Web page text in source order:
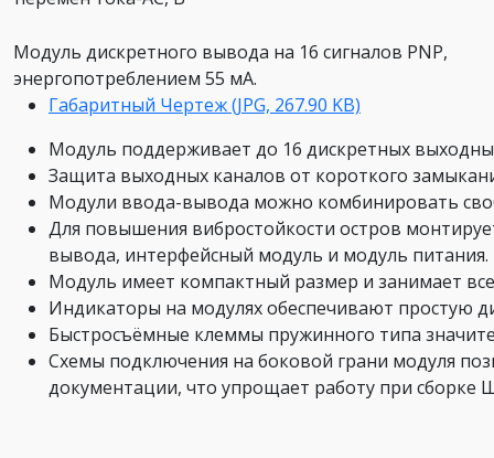
Модуль дискретного вывода на 16 сигналов PNP,
энергопотреблением 55 мА.
Габаритный Чертеж (JPG, 267.90 KB)
Модуль поддерживает до 16 дискретных
Защита выходных каналов от короткого
Модули ввода-вывода можно комбинировать
Для повышения вибростойкости остров
вывода, интерфейсный модуль и модуль питания.
Модуль имеет компактный размер и занимает
Индикаторы на модулях обеспечивают простую
Быстросъёмные клеммы пружинного типа
Схемы подключения на боковой грани модуля
документации, что упрощает работу при сборке